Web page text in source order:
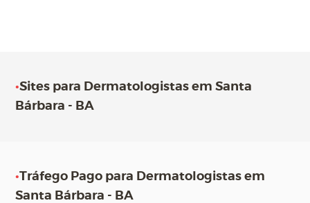
•Sites para Dermatologistas em Santa
Bárbara - BA
•Tráfego Pago para Dermatologistas em
Santa Bárbara - BA